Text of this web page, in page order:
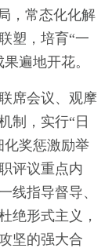
，常态化化解
塑，培育“一
遍地开花。
席会议、观摩
制，实行“日
化奖惩激励举
评议重点内
线指导督导、
绝形式主义，
坚的强大合